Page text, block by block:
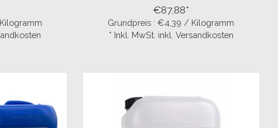
€87,88*
Grundpreis : €4,39 / Kilogramm
* Inkl. MwSt. inkl. Versandkosten